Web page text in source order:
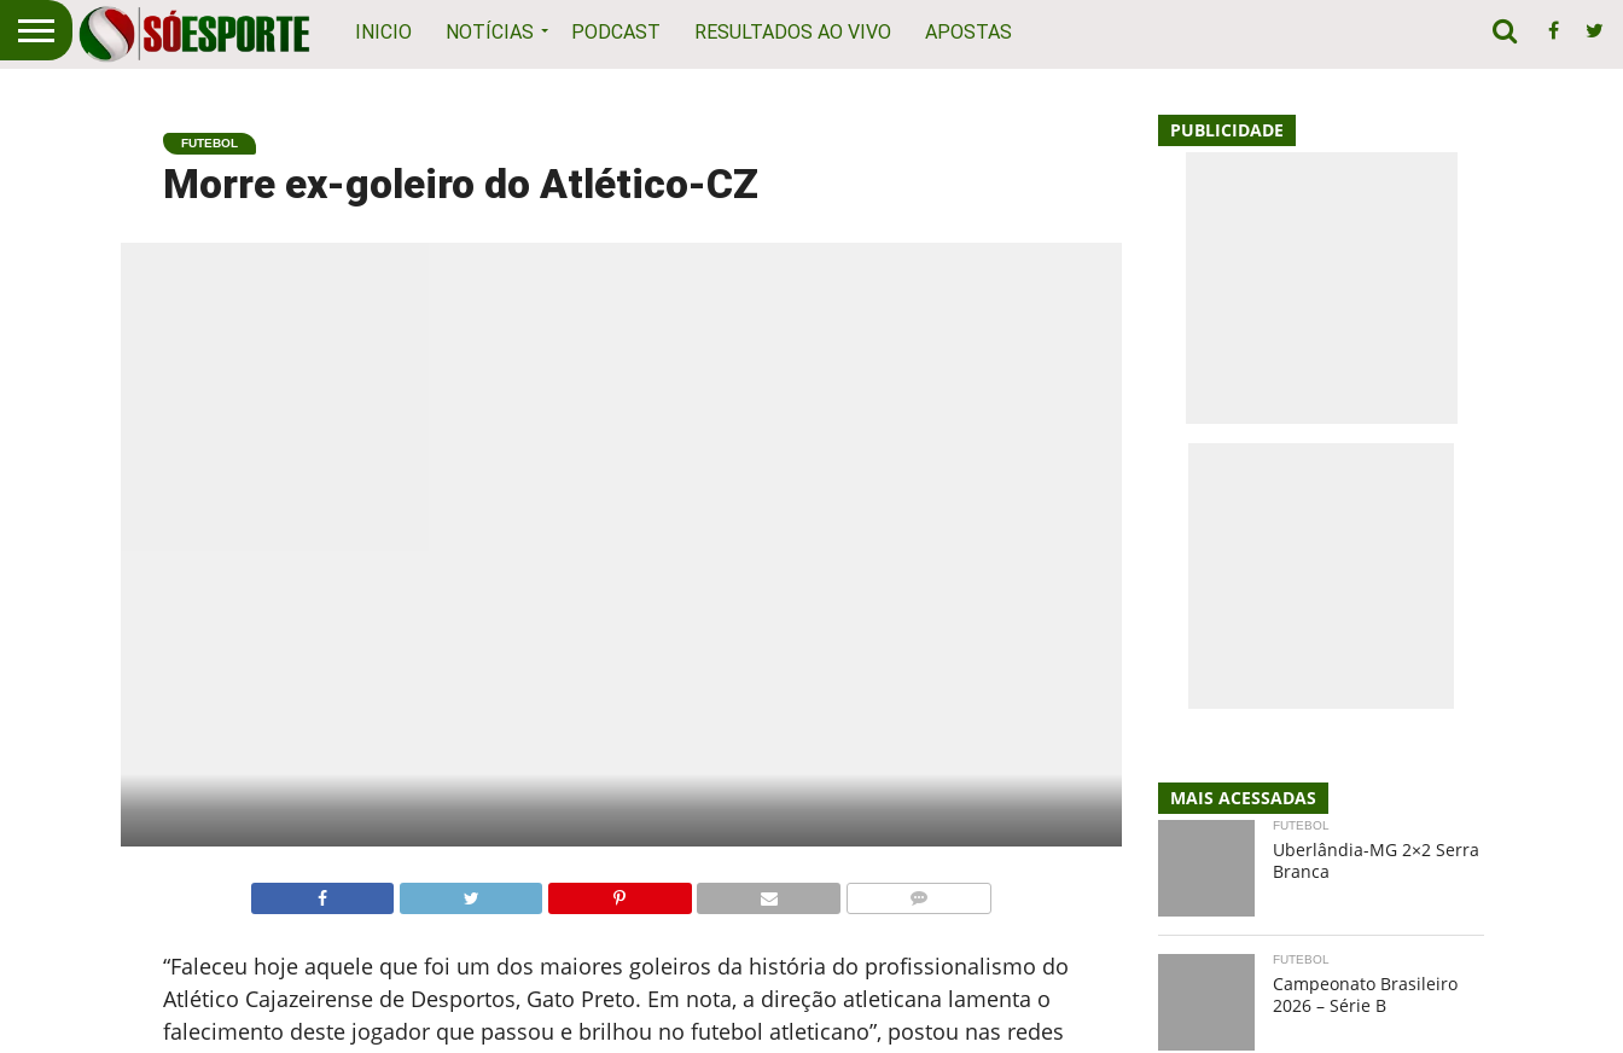
INICIO NOTÍCIAS PODCAST RESULTADOS AO VIVO APOSTAS
FUTEBOL
Morre ex-goleiro do Atlético-CZ
“Faleceu hoje aquele que foi um dos maiores goleiros da história do profissionalismo do
Atlético Cajazeirense de Desportos, Gato Preto. Em nota, a direção atleticana lamenta o
falecimento deste jogador que passou e brilhou no futebol atleticano”, postou nas redes
PUBLICIDADE
MAIS ACESSADAS
FUTEBOL
Uberlândia-MG 2×2 Serra
Branca
FUTEBOL
Campeonato Brasileiro
2026 – Série B